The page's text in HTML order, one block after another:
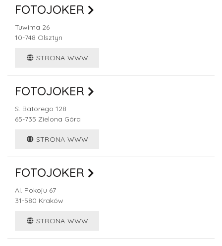
FOTOJOKER
Tuwima 26
10-748 Olsztyn
STRONA WWW
FOTOJOKER
S. Batorego 128
65-735 Zielona Góra
STRONA WWW
FOTOJOKER
Al. Pokoju 67
31-580 Kraków
STRONA WWW